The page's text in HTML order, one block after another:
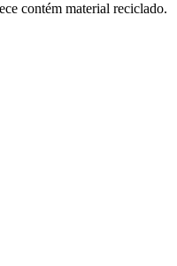
contém material reciclado.